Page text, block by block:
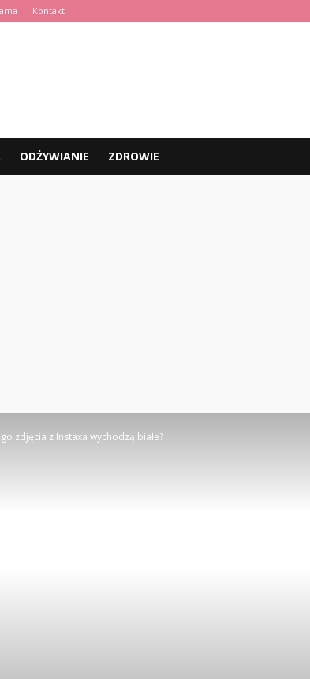
Kontakt
ODŻYWIANIE ZDROWIE
zdjęcia z Instaxa wychodzą białe?